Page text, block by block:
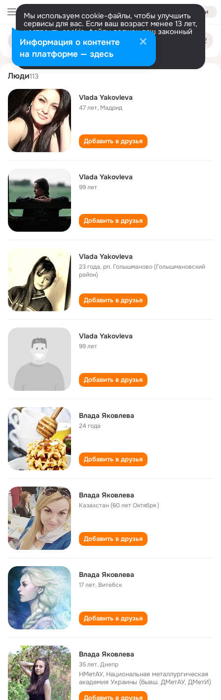
Войти
Мы используем cookie-файлы, чтобы улучшить
сервисы для вас. Если ваш возраст менее 13 лет,
настроить cookie-файлы должен ваш законный
представитель. Больше информации
Разрешить все Настроить
Поиск
людям
vlada yakovleva
Люди113
Vlada Yakovleva
47 лет, Мадрид
Добавить в друзья
Vlada Yakovleva
99 лет
Добавить в друзья
Vlada Yakovleva
23 года,рп. Голышманово (Голышмановский
район)
Добавить в друзья
Vlada Yakovleva
99 лет
Добавить в друзья
Влада Яковлева
24 года
Добавить в друзья
Влада Яковлева
Казахстан (60 лет Октября )
Добавить в друзья
Влада Яковлева
17 лет, Витебск
Добавить в друзья
Влада Яковлева
35 лет,Днепр
НМетАУ, Национальная металлургическая
академия Украины (бывш. ДМетАУ, ДМетИ)
Добавить в друзья
Информация о контенте
на платформе — здесь